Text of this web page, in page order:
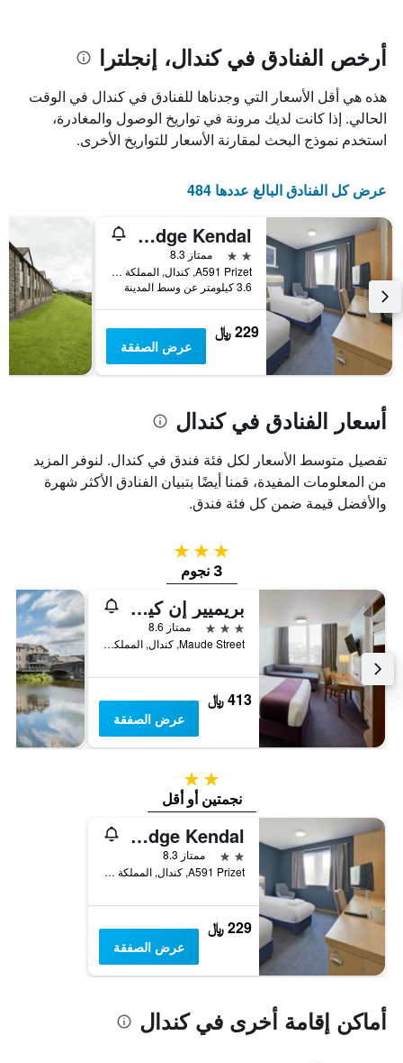
المخطط
1
Y
الذي
يعرض
متوسط
غرفة
في
عطلة
نهاية
الأسبوع
خلال
آخر
3
محور
الذي
يعرض
عدد
الأيام
الإقامة
يتضمن
المخطط
التالي
محور
Y
الذي
يعرض
متوسط
سعر
غرفة
أرخص الفنادق في كندال، إنجلترا
هذه هي أقل الأسعار التي وجدناها للفنادق في كندال في الوقت
الحالي. إذا كانت لديك مرونة في تواريخ الوصول والمغادرة،
استخدم نموذج البحث لمقارنة الأسعار للتواريخ الأخرى.
عرض كل الفنادق البالغ عددها 484
Travelodge Kendal
2 نجمتين
ممتاز 8.3
A591 Prizet, كندال, المملكة المتحدة
3.6 كيلومتر عن وسط المدينة
229 ﷼
عرض الصفقة
أسعار الفنادق في كندال
تفصيل متوسط الأسعار لكل فئة فندق في كندال. لنوفر المزيد
من المعلومات المفيدة، قمنا أيضًا بتبيان الفنادق الأكثر شهرة
والأفضل قيمة ضمن كل فئة فندق.
3 نجوم
3 نجوم
بريميير إن كيندال س جٓنتاراتل
3 نجوم
ممتاز 8.6
Maude Street, كندال, المملكة المتحدة
413 ﷼
عرض الصفقة
2 نجمتين
نجمتين أو أقل
Travelodge Kendal
2 نجمتين
ممتاز 8.3
A591 Prizet, كندال, المملكة المتحدة
229 ﷼
عرض الصفقة
أماكن إقامة أخرى في كندال